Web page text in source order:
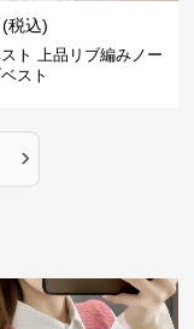
(税込)
ト 上品リブ編みノー
スト
›